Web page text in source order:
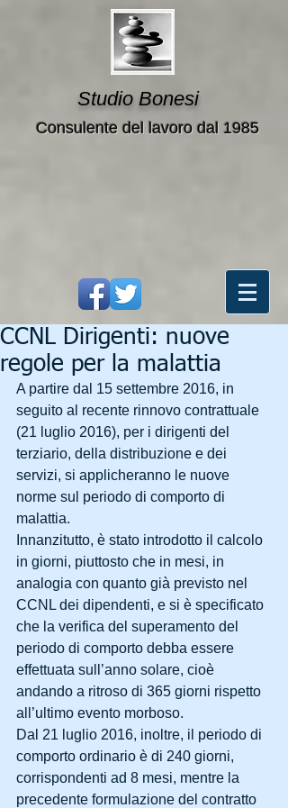
Studio Bonesi
Consulente del lavoro dal 1985
CCNL Dirigenti: nuove
regole per la malattia
A partire dal 15 settembre 2016, in
seguito al recente rinnovo contrattuale
(21 luglio 2016), per i dirigenti del
terziario, della distribuzione e dei
servizi, si applicheranno le nuove
norme sul periodo di comporto di
malattia.
Innanzitutto, è stato introdotto il calcolo
in giorni, piuttosto che in mesi, in
analogia con quanto già previsto nel
CCNL dei dipendenti, e si è specificato
che la verifica del superamento del
periodo di comporto debba essere
effettuata sull’anno solare, cioè
andando a ritroso di 365 giorni rispetto
all’ultimo evento morboso.
Dal 21 luglio 2016, inoltre, il periodo di
comporto ordinario è di 240 giorni,
corrispondenti ad 8 mesi, mentre la
precedente formulazione del contratto